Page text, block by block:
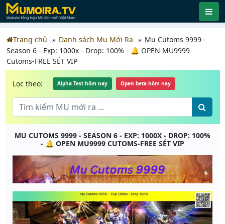
Trang chủ Danh sách Mu Mới Ra
Mu Cutoms 9999 -
Season 6 - Exp: 1000x - Drop: 100% - 🔔 OPEN MU9999
Cutoms-FREE SÉT VIP
Lọc theo: Alpha Test hôm nay Open beta hôm nay
MU CUTOMS 9999 - SEASON 6 - EXP: 1000X - DROP: 100%
- 🔔 OPEN MU9999 CUTOMS-FREE SÉT VIP